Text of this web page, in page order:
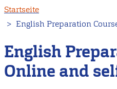
zum
Inhalt
Startseite
English Preparation
English
Online and